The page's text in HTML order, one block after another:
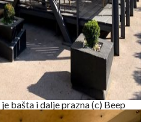
bašta i dalje prazna (c) Beep